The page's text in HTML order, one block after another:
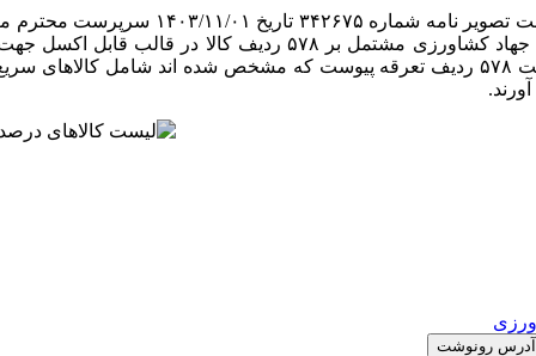
در این نامه آمده است: به
کالاهای مرتبط با بخش وزارت جهاد کشاورزی
الذکر، برخی از کالاها از فهرست ۵۷۸ ردیف تعرقه پیوست که مشخص شده
آدرس رونوشت